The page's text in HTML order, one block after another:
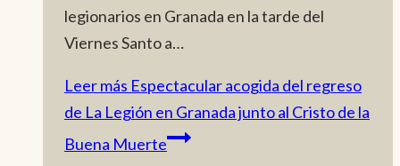
legionarios en Granada en la tarde del
Viernes Santo a…
Leer más Espectacular acogida del regreso
de La Legión en Granada junto al Cristo de la
Buena Muerte